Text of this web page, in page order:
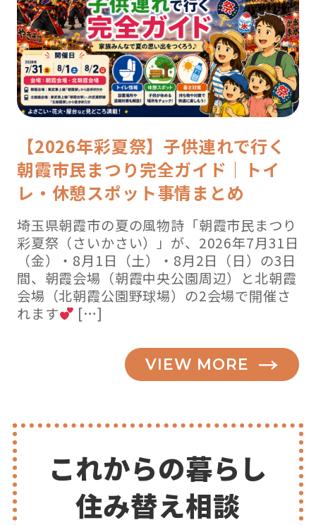
【2026年彩夏祭】子供連れで行く
朝霞市民まつり完全ガイド｜トイ
レ・休憩スポット事情まとめ
埼玉県朝霞市の夏の風物詩「朝霞市民まつり
彩夏祭（さいかさい）」が、2026年7月31日
（金）・8月1日（土）・8月2日（日）の3日
間、朝霞会場（朝霞中央公園周辺）と北朝霞
会場（北朝霞公園野球場）の2会場で開催さ
れます
[…]
VIEW MORE
これからの暮らし
住み替え相談